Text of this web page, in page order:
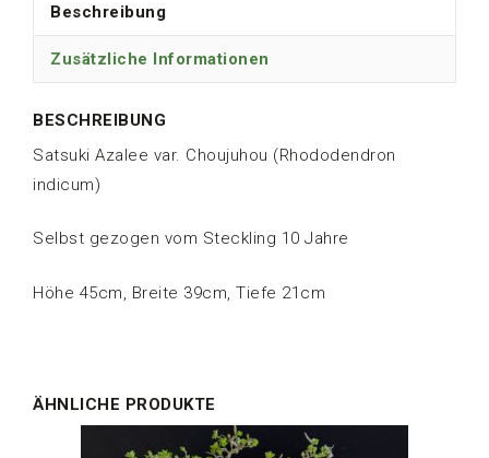
Beschreibung
Zusätzliche Informationen
BESCHREIBUNG
Satsuki Azalee var. Choujuhou (Rhododendron
indicum)
Selbst gezogen vom Steckling 10 Jahre
Höhe 45cm, Breite 39cm, Tiefe 21cm
ÄHNLICHE PRODUKTE